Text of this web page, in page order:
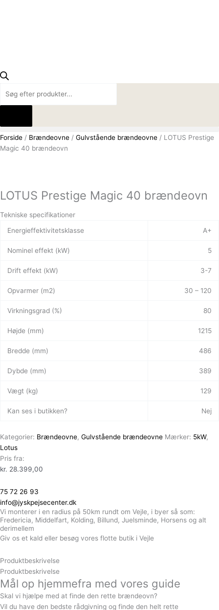
Forside / Brændeovne / Gulvstående brændeovne / LOTUS Prestige
Magic 40 brændeovn
LOTUS Prestige Magic 40 brændeovn
Tekniske specifikationer
Energieffektivitetsklasse
A+
Nominel effekt (kW) 5
Drift effekt (kW) 3-7
Opvarmer (m2) 30 – 120
Virkningsgrad (%) 80
Højde (mm) 1215
Bredde (mm) 486
Dybde (mm) 389
Vægt (kg) 129
Kan ses i butikken? Nej
Kategorier: Brændeovne, Gulvstående brændeovne Mærker: 5kW,
Lotus
Pris fra:
kr. 28.399,00
75 72 26 93
info@jyskpejsecenter.dk
Vi monterer i en radius på 50km rundt om Vejle, i byer så som:
Fredericia, Middelfart, Kolding, Billund, Juelsminde, Horsens og alt
derimellem
Giv os et kald eller besøg vores flotte butik i Vejle
Produktbeskrivelse
Produktbeskrivelse
Mål op hjemmefra med vores guide
Skal vi hjælpe med at finde den rette brændeovn?
Vil du have den bedste rådgivning og finde den helt rette